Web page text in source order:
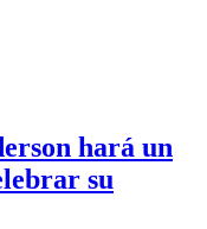
hará un
su